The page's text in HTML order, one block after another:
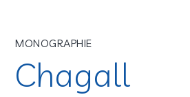
MONOGRAPHIE
Chagall